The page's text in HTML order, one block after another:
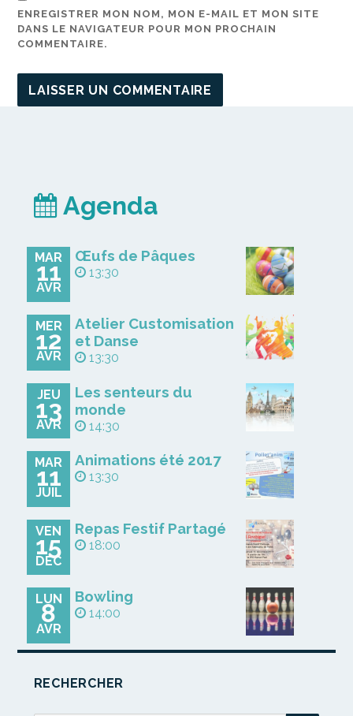
ENREGISTRER MON NOM, MON E-MAIL ET MON SITE
DANS LE NAVIGATEUR POUR MON PROCHAIN
COMMENTAIRE.
Agenda
MAR
11
AVR
Œufs de Pâques
13:30
MER
12
AVR
Atelier Customisation
et Danse
13:30
JEU
13
AVR
Les senteurs du
monde
14:30
MAR
11
JUIL
Animations été 2017
13:30
VEN
15
DÉC
Repas Festif Partagé
18:00
LUN
8
AVR
Bowling
14:00
RECHERCHER